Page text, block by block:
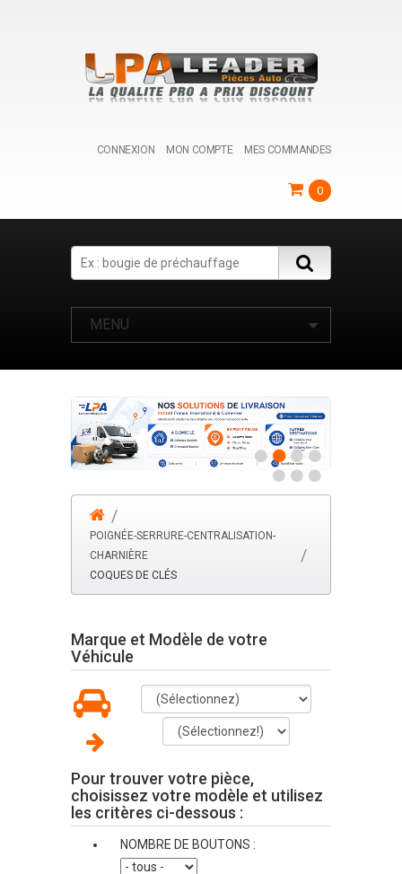
CONNEXION MON COMPTE MES COMMANDES
0
Search
MENU
POIGNÉE-SERRURE-CENTRALISATION-
CHARNIÈRE
COQUES DE CLÉS
Marque et Modèle de votre
Véhicule
Pour trouver votre pièce,
choisissez votre modèle et utilisez
les critères ci-dessous :
NOMBRE DE BOUTONS :